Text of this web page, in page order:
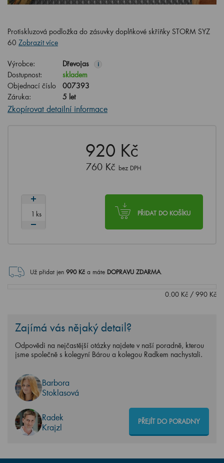
Protiskluzová podložka do zásuvky doplňkové skříňky STORM SYZ
60 Zobrazit více
Výrobce: Dřevojas i
Dostupnost:
skladem
Objednací číslo
007393
Záruka:
5 let
Zkopírovat detailní informace
920 Kč
760 Kč bez DPH
PŘIDAT DO KOŠÍKU
ks
Už přidat jen 990Kč a máte DOPRAVU ZDARMA.
0.00 Kč / 990 Kč
Zajímá vás nějaký detail?
Odpovědi na nejčastější otázky najdete v naší poradně, kterou
jsme společně s kolegyní Bárou a kolegou Radkem nachystali.
Barbora
Stoklasová
Radek
Krajzl
PŘEJÍT DO PORADNY